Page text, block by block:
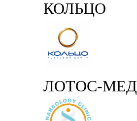
КОЛЬЦО
ЛОТОС-МЕД